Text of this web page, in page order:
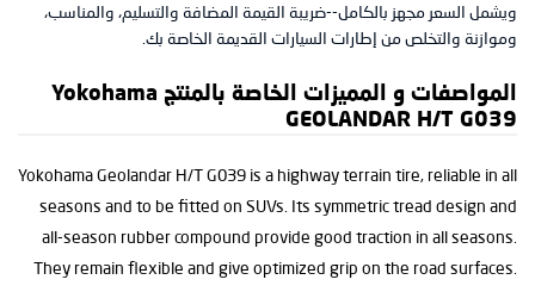
ويشمل السعر مجهز بالكامل--ضريبة القيمة المضافة والتسليم، والمناسب،
وموازنة والتخلص من إطارات السيارات القديمة الخاصة بك.
المواصفات و المميزات الخاصة بالمنتج Yokohama
GEOLANDAR H/T G039
Yokohama Geolandar H/T G039 is a highway terrain tire, reliable in all
seasons and to be fitted on SUVs. Its symmetric tread design and
all-season rubber compound provide good traction in all seasons.
They remain flexible and give optimized grip on the road surfaces.